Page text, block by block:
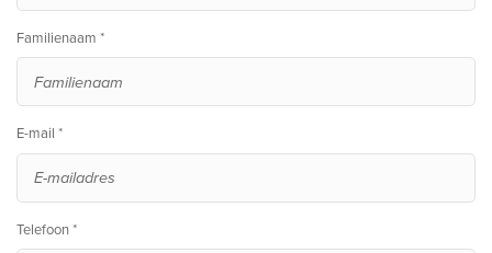
Familienaam *
E-mail *
Telefoon *